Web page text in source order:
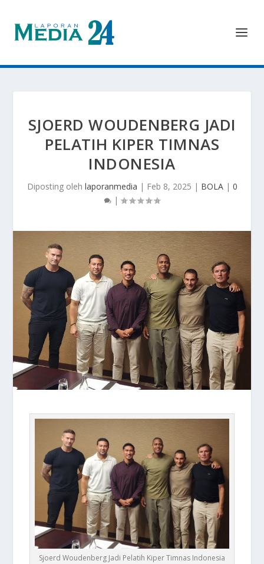
SJOERD WOUDENBERG JADI
PELATIH KIPER TIMNAS
INDONESIA
Diposting oleh laporanmedia | Feb 8, 2025 | BOLA| 0
|
Sjoerd Woudenberg Jadi Pelatih Kiper Timnas Indonesia